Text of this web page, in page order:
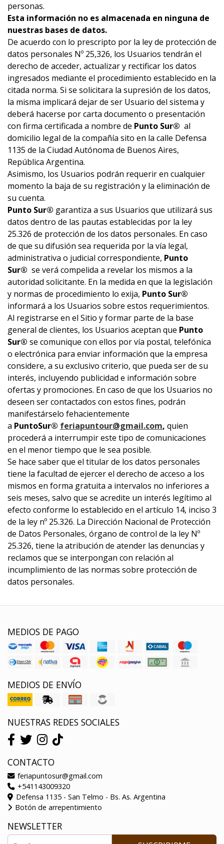
personas.
Esta información no es almacenada en ninguna de
nuestras bases de datos.
De acuerdo con lo prescripto por la ley de protección de
datos personales Nº 25,326, los Usuarios tendrán el
derecho de acceder, actualizar y rectificar los datos
ingresados mediante el procedimiento establecido en la
citada norma. Si se solicitara la supresión de los datos,
la misma implicará dejar de ser Usuario del sistema y
deberá hacerse por carta documento o presentación
con firma certificada a nombre de Punto Sur® al
domicilio legal de la compañía sito en la calle Defensa
1135 de la Ciudad Autónoma de Buenos Aires,
República Argentina.
Asimismo, los Usuarios podrán requerir en cualquier
momento la baja de su registración y la eliminación de
su cuenta.
Punto Sur® garantiza a sus Usuarios que utilizará sus
datos dentro de las pautas establecidas por la ley
25.326 de protección de los datos personales. En caso
de que su difusión sea requerida por la vía legal,
administrativa o judicial correspondiente, Punto
Sur® se verá compelida a revelar los mismos a la
autoridad solicitante. En la medida en que la legislación
y normas de procedimiento lo exija, Punto Sur®
informará a los Usuarios sobre estos requerimientos.
Al registrarse en el Sitio y formar parte de la base
general de clientes, los Usuarios aceptan que Punto
Sur® se comunique con ellos por vía postal, telefónica
o electrónica para enviar información que la empresa
considere, a su exclusivo criterio, que pueda ser de su
interés, incluyendo publicidad e información sobre
ofertas y promociones. En caso de que los Usuarios no
deseen ser contactados con estos fines, podrán
manifestárselo fehacientemente
a PuntoSur® feriapuntour@gmail.com, quien
procederá a interrumpir este tipo de comunicaciones
en el menor tiempo que le sea posible.
Se hace saber que el titular de los datos personales
tiene la facultad de ejercer el derecho de acceso a los
mismos en forma gratuita a intervalos no inferiores a
seis meses, salvo que se acredite un interés legítimo al
efecto conforme lo establecido en el artículo 14, inciso 3
de la ley nº 25.326. La Dirección Nacional de Protección
de Datos Personales, órgano de control de la ley Nº
25.326, tiene la atribución de atender las denuncias y
reclamos que se interpongan con relación al
incumplimiento de las normas sobre protección de
datos personales.
MEDIOS DE PAGO
MEDIOS DE ENVÍO
NUESTRAS REDES SOCIALES
CONTACTO
feriapuntosur@gmail.com
+541143009320
Defensa 1135 - San Telmo - Bs. As. Argentina
Botón de arrepentimiento
NEWSLETTER